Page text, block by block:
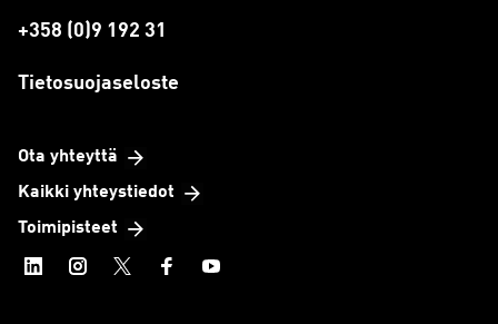
+358 (0)9 192 31
Tietosuojaseloste
Ota yhteyttä
Kaikki yhteystiedot
Toimipisteet